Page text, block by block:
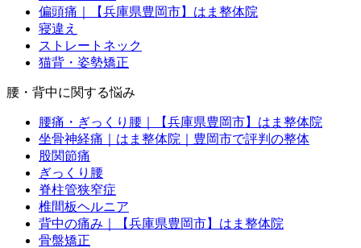
偏頭痛｜【兵庫県豊岡市】はま整体院
寝違え
ストレートネック
猫背・姿勢矯正
腰・背中に関する悩み
腰痛・ぎっくり腰｜【兵庫県豊岡市】はま整体院
坐骨神経痛｜はま整体院｜豊岡市で評判の整体
股関節痛
ぎっくり腰
脊柱管狭窄症
椎間板ヘルニア
背中の痛み｜【兵庫県豊岡市】はま整体院
骨盤矯正